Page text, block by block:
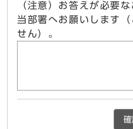
（注意）お答えが必要
当部署へお願いします
せん）。